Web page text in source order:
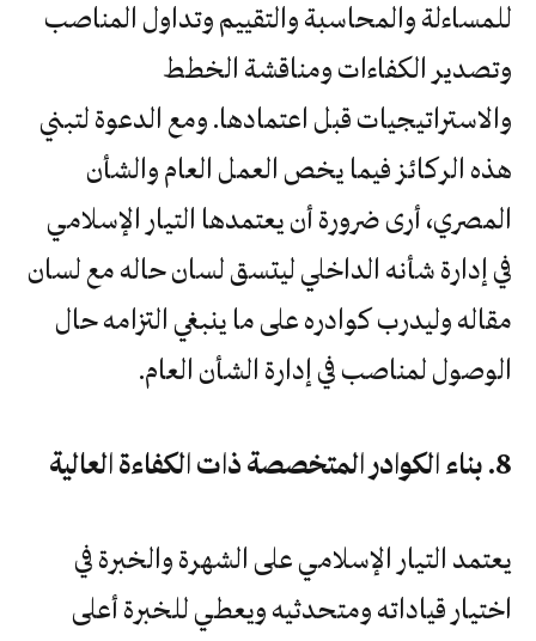
للمساءلة والمحاسبة والتقييم وتداول المناصب
وتصدير الكفاءات ومناقشة الخطط
والاستراتيجيات قبل اعتمادها. ومع الدعوة لتبني
هذه الركائز فيما يخص العمل العام والشأن
المصري، أرى ضرورة أن يعتمدها التيار الإسلامي
في إدارة شأنه الداخلي ليتسق لسان حاله مع لسان
مقاله وليدرب كوادره على ما ينبغي التزامه حال
الوصول لمناصب في إدارة الشأن العام.
8. بناء الكوادر المتخصصة ذات الكفاءة العالية
يعتمد التيار الإسلامي على الشهرة والخبرة في
اختيار قياداته ومتحدثيه ويعطي للخبرة أعلى